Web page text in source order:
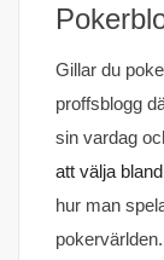
Gillar du
proffsblogg
sin vardag
att välja bland
hur man